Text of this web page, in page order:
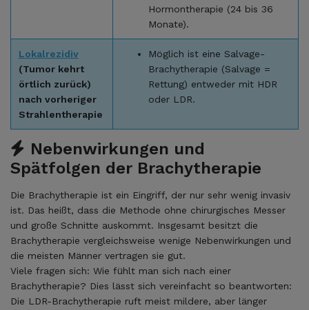
Hormontherapie (24 bis 36
Monate).
Lokalrezidiv
(Tumor kehrt
örtlich zurück)
nach vorheriger
Strahlentherapie
Möglich ist eine Salvage-
Brachytherapie (Salvage =
Rettung) entweder mit HDR
oder LDR.
Nebenwirkungen und
Spätfolgen der Brachytherapie
Die Brachytherapie ist ein Eingriff, der nur sehr wenig invasiv
ist. Das heißt, dass die Methode ohne chirurgisches Messer
und große Schnitte auskommt. Insgesamt besitzt die
Brachytherapie vergleichsweise wenige Nebenwirkungen und
die meisten Männer vertragen sie gut.
Viele fragen sich: Wie fühlt man sich nach einer
Brachytherapie? Dies lässt sich vereinfacht so beantworten:
Die LDR-Brachytherapie ruft meist mildere, aber länger